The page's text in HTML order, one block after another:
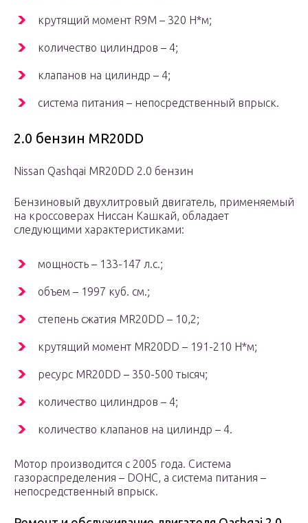
крутящий момент R9M – 320 Н*м;
количество цилиндров – 4;
клапанов на цилиндр – 4;
система питания – непосредственный впрыск.
2.0 бензин MR20DD
Nissan Qashqai MR20DD 2.0 бензин
Бензиновый двухлитровый двигатель, применяемый
на кроссоверах Ниссан Кашкай, обладает
следующими характеристиками:
мощность – 133-147 л.с.;
объем – 1997 куб. см.;
степень сжатия MR20DD – 10,2;
крутящий момент MR20DD – 191-210 Н*м;
ресурс MR20DD – 350-500 тысяч;
количество цилиндров – 4;
количество клапанов на цилиндр – 4.
Мотор производится с 2005 года. Система
газораспределения – DOHC, а система питания –
непосредственный впрыск.